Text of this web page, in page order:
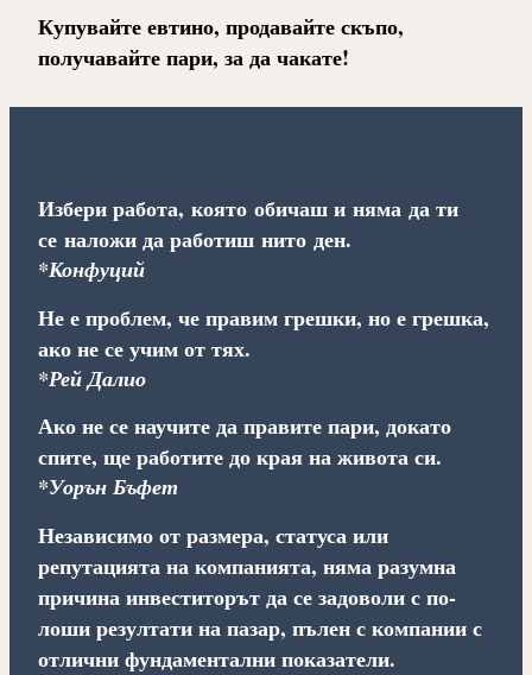
Купувайте евтино, продавайте скъпо,
получавайте пари, за да чакате!
Избери работа, която обичаш и няма да ти
се наложи да работиш нито ден.
*Конфуций
Не е проблем, че правим грешки, но е грешка,
ако не се учим от тях.
*Рей Далио
Ако не се научите да правите пари, докато
спите, ще работите до края на живота си.
*Уорън Бъфет
Независимо от размера, статуса или
репутацията на компанията, няма разумна
причина инвеститорът да се задоволи с по-
лоши резултати на пазар, пълен с компании с
отлични фундаментални показатели.